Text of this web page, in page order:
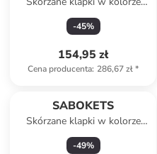
niebieskim
-45%
154,95 zł
Cena producenta: 286,67 zł*
SABOKETS
Skórzane klapki w kolorze
różowym
-49%